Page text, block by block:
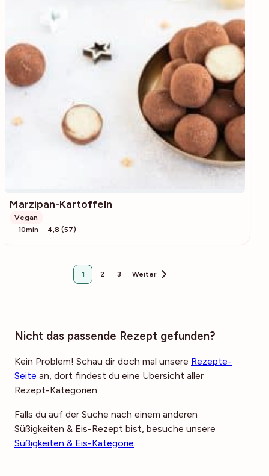
Marzipan-Kartoffeln
Vegan
10min
4,8 (57)
1 2 3 Weiter
Nicht das passende Rezept gefunden?
Kein Problem! Schau dir doch mal unsere Rezepte-
Seite an, dort findest du eine Übersicht aller
Rezept-Kategorien.
Falls du auf der Suche nach einem anderen
Süßigkeiten & Eis-Rezept bist, besuche unsere
Süßigkeiten & Eis-Kategorie.